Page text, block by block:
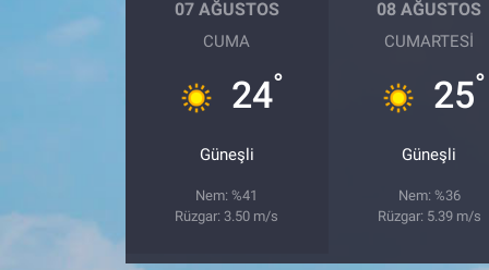
07 AĞUSTOS
CUMA
24°
Güneşli
Nem: %41
Rüzgar: 3.50 m/s
08 AĞUSTOS
CUMARTESI
25°
Güneşli
Nem: %36
Rüzgar: 5.39 m/s